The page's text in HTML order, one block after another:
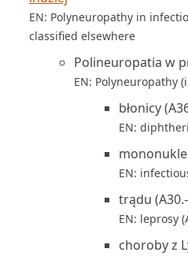
EN: Polyneuropathy in
classified elsewhere
Polineuropatia w
EN: Polyneuropathy
błonicy
EN:
EN:
trądu
EN: leprosy
choroby z